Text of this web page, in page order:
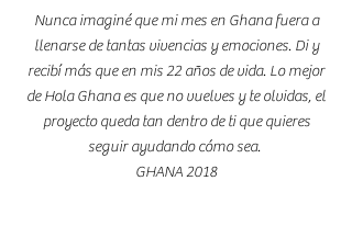
Nunca imaginé que mi mes en Ghana fuera a
llenarse de tantas vivencias y emociones. Di y
recibí más que en mis 22 años de vida. Lo mejor
de Hola Ghana es que no vuelves y te olvidas, el
proyecto queda tan dentro de ti que quieres
seguir ayudando cómo sea.
GHANA 2018